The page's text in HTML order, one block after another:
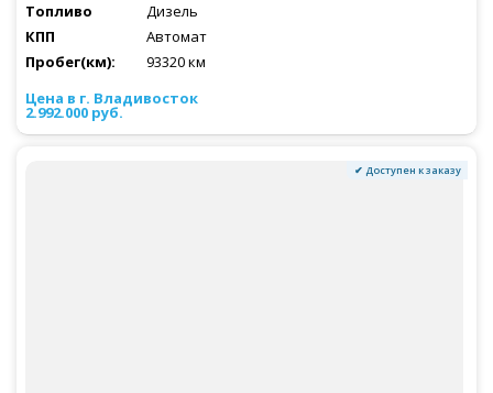
Дизель
Автомат
93320 км
2.992.000 руб.
✔ Доступен к заказу